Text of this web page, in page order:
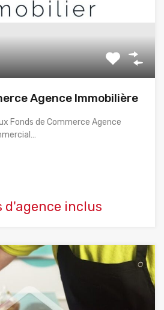
Agence Immobilière
Fonds de Commerce Agence
inclus